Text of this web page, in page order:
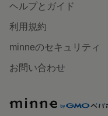
ヘルプとガイド
利用規約
minneのセキュリティ
お問い合わせ